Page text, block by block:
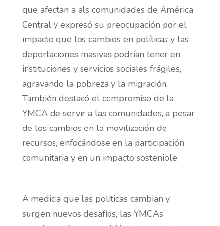
que afectan a als comunidades de América
Central y expresó su preocupación por el
impacto que los cambios en políticas y las
deportaciones masivas podrían tener en
instituciones y servicios sociales frágiles,
agravando la pobreza y la migración.
También destacó el compromiso de la
YMCA de servir a las comunidades, a pesar
de los cambios en la movilización de
recursos, enfocándose en la participación
comunitaria y en un impacto sostenible.
A medida que las políticas cambian y
surgen nuevos desafíos, las YMCAs